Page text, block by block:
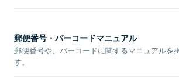
郵便番号・バーコードマニュアル
郵便番号や、バーコードに関するマニュアルを
す。